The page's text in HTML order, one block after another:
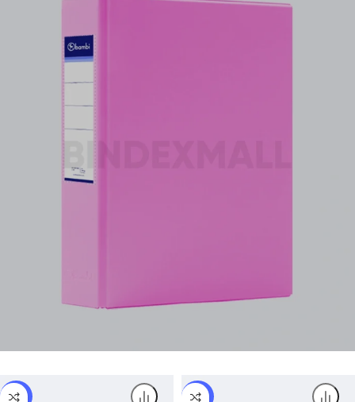
SALE! SALE!